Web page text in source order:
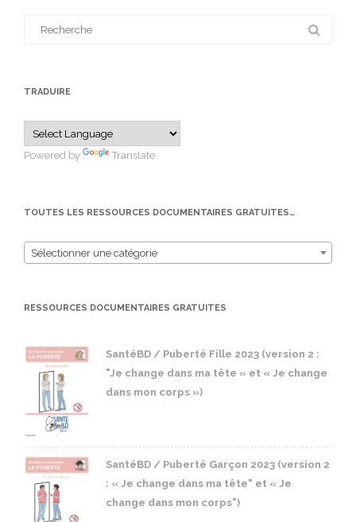
TRADUIRE
Powered by Translate
TOUTES LES RESSOURCES DOCUMENTAIRES GRATUITES…
Sélectionner une catégorie
RESSOURCES DOCUMENTAIRES GRATUITES
SantéBD / Puberté Fille 2023 (version 2 :
"Je change dans ma tête » et « Je change
dans mon corps »)
SantéBD / Puberté Garçon 2023 (version 2
: « Je change dans ma tête" et « Je
change dans mon corps")